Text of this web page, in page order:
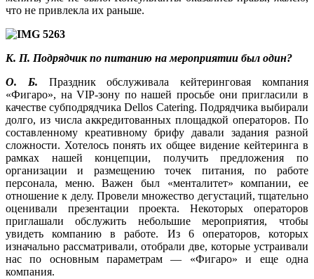
что не привлекла их раньше.
К. П. Подрядчик по питанию на мероприятии был один?
О. Б. Праздник обслуживала кейтеринговая компания
«Фигаро», на VIP-зону по нашей просьбе они пригласили в
качестве субподрядчика Dellos Catering. Подрядчика выбирали
долго, из числа аккредитованных площадкой операторов. По
составленному креативному брифу давали задания разной
сложности. Хотелось понять их общее видение кейтеринга в
рамках нашей концепции, получить предложения по
организации и размещению точек питания, по работе
персонала, меню. Важен был «менталитет» компании, ее
отношение к делу. Провели множество дегустаций, тщательно
оценивали презентации проекта. Некоторых операторов
приглашали обслужить небольшие мероприятия, чтобы
увидеть компанию в работе. Из 6 операторов, которых
изначально рассматривали, отобрали две, которые устраивали
нас по основным параметрам — «Фигаро» и еще одна
компания.